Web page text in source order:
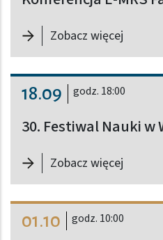
Zobacz więcej-
18.09 godz. 18:00
30. Festiwal Nauki w
Zobacz więcej-
01.10 godz. 10:00